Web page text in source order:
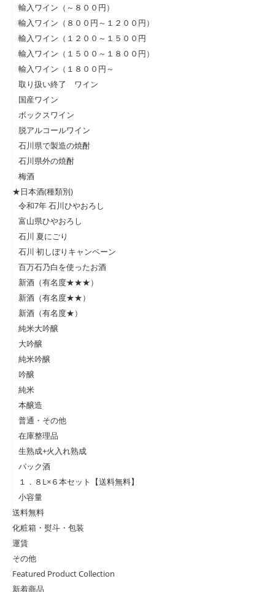
輸入ワイン（～８００円）
輸入ワイン（８００円～１２００円）
輸入ワイン（１２００～１５００円
輸入ワイン（１５００～１８００円）
輸入ワイン（１８００円～
取り扱い終了 ワイン
国産ワイン
ボックスワイン
脱アルコールワイン
石川県で製造の焼酎
石川県外の焼酎
梅酒
★日本酒(種類別)
令和7年 石川ひやおろし
富山県ひやおろし
石川 夏にごり
石川 初しぼりキャンペーン
百万石乃白を使ったお酒
新酒（有名度★★★）
新酒（有名度★★）
新酒（有名度★）
純米大吟醸
大吟醸
純米吟醸
吟醸
純米
本醸造
普通・その他
在庫整理品
生熟成+火入れ熟成
パック酒
１．８L×６本セット【送料無料】
小容量
送料無料
化粧箱・熨斗・包装
運賃
その他
Featured Product Collection
新着商品